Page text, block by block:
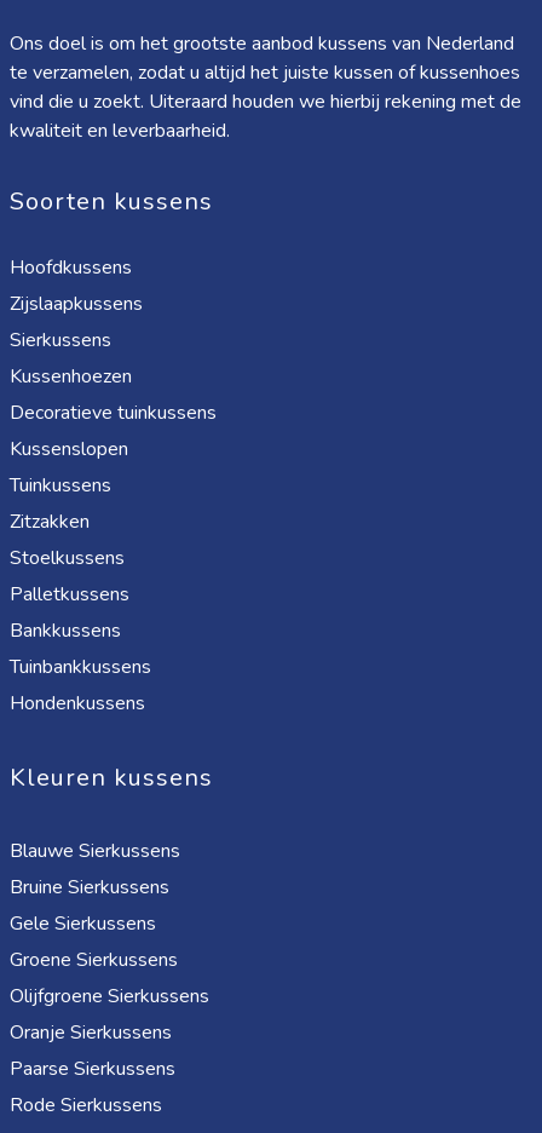
Ons doel is om het grootste aanbod kussens van Nederland
te verzamelen, zodat u altijd het juiste kussen of kussenhoes
vind die u zoekt. Uiteraard houden we hierbij rekening met de
kwaliteit en leverbaarheid.
Soorten kussens
Hoofdkussens
Zijslaapkussens
Sierkussens
Kussenhoezen
Decoratieve tuinkussens
Kussenslopen
Tuinkussens
Zitzakken
Stoelkussens
Palletkussens
Bankkussens
Tuinbankkussens
Hondenkussens
Kleuren kussens
Blauwe Sierkussens
Bruine Sierkussens
Gele Sierkussens
Groene Sierkussens
Olijfgroene Sierkussens
Oranje Sierkussens
Paarse Sierkussens
Rode Sierkussens